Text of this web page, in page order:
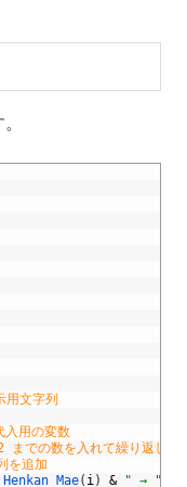
用文字列
入用の変数
での数を入れて繰り返し処
追加
Henkan_Mae( i) & " → "